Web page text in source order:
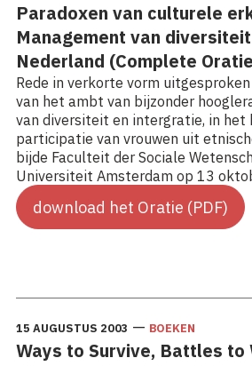
Paradoxen van culturele
Management van
Nederland (Complete
Rede in verkorte vorm
van het ambt van bijzonder
van diversiteit en intergratie, in het
participatie van vrouwen uit
bijde Faculteit der Sociale
Universiteit Amsterdam op 13
download het Oratie (PDF)
15 AUGUSTUS 2003 — BOEKEN
Ways to Survive, Battles to